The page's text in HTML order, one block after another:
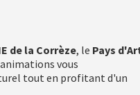
de la Corrèze, le Pays
vous
tout en profitant d'un